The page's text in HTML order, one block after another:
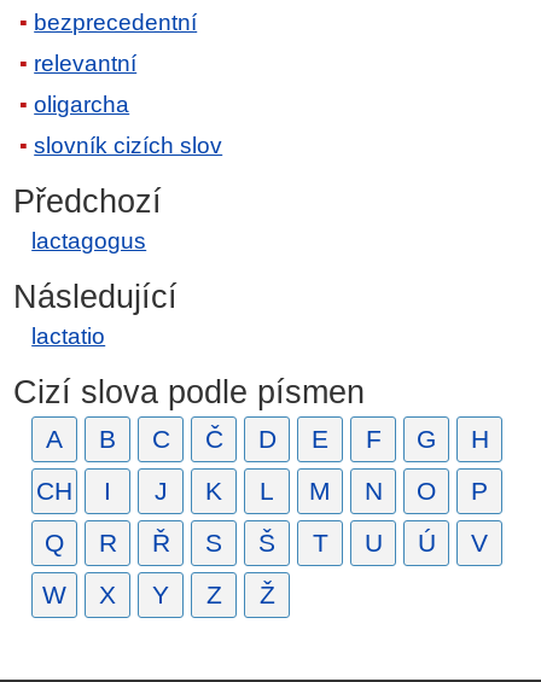
bezprecedentní
relevantní
oligarcha
slovník cizích slov
Předchozí
lactagogus
Následující
lactatio
Cizí slova podle písmen
A B C Č D E F G
H
CH
I J K L M N O
P
Q
R Ř S Š T U Ú
V
W
X Y Z Ž